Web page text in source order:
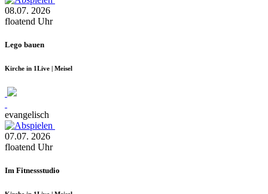
08.07. 2026
floatend Uhr
Lego bauen
Kirche in 1Live | Meisel
evangelisch
07.07. 2026
floatend Uhr
Im Fitnessstudio